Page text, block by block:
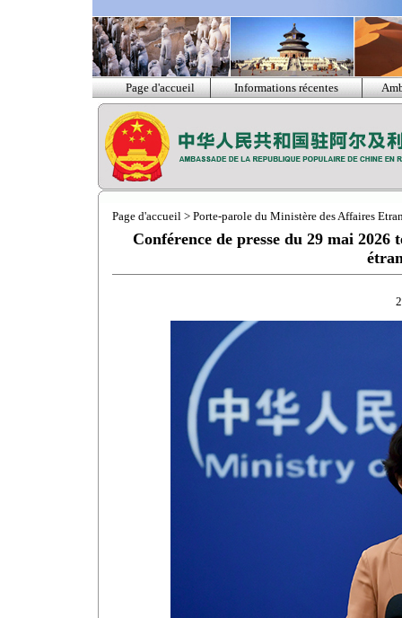
Page d'accueil Informations récentes
Page d'accueil > Porte-parole du Ministère des Affaires
Conférence de presse du 29 mai